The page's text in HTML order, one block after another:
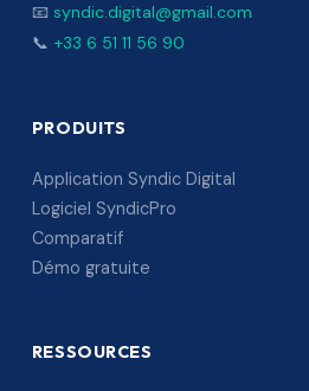
📧 syndic.digital@gmail.com
📞 +33 6 51 11 56 90
PRODUITS
Application Syndic Digital
Logiciel SyndicPro
Comparatif
Démo gratuite
RESSOURCES